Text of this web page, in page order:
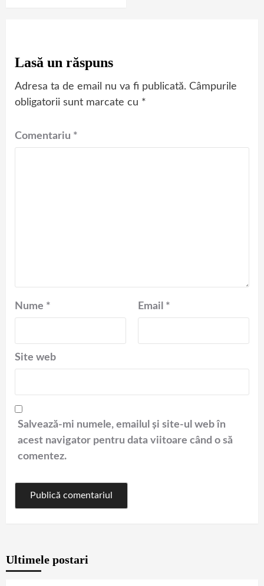
Lasă un răspuns
Adresa ta de email nu va fi publicată. Câmpurile
obligatorii sunt marcate cu *
Comentariu *
Nume * Email *
Site web
Salvează-mi numele, emailul și site-ul web în
acest navigator pentru data viitoare când o să
comentez.
Ultimele postari